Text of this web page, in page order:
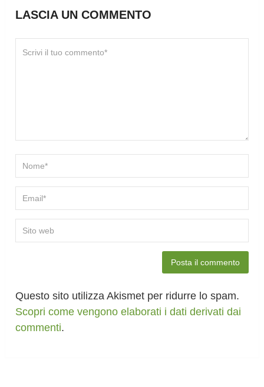
LASCIA UN COMMENTO
Questo sito utilizza Akismet per ridurre lo spam.
Scopri come vengono elaborati i dati derivati dai
commenti.